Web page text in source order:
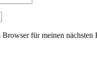
für meinen nächsten